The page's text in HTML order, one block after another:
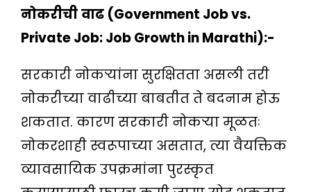
नोकरीचीवाढ (Government Job vs.
Private Job: Job Growth in Marathi):-
सरकारी नोकऱ्यांना सुरक्षितता असली तरी
नोकरीच्या वाढीच्या बाबतीत ते बदनाम होऊ
शकतात. कारण सरकारी नोकर्‍या मूळतः
नोकरशाही स्वरूपाच्या असतात, त्या वैयक्तिक
व्यावसायिक उपक्रमांना पुरस्कृत